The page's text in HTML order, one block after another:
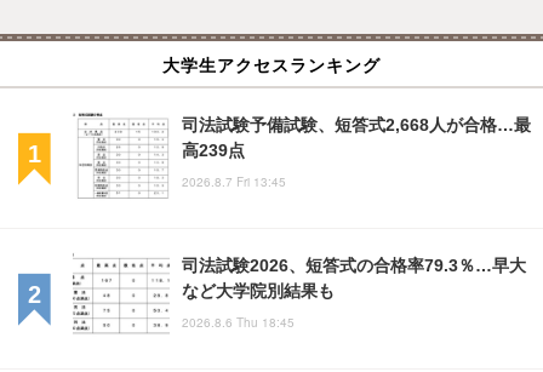
大学生アクセスランキング
司法試験予備試験、短答式2,668人が合格…最
高239点
2026.8.7 Fri 13:45
司法試験2026、短答式の合格率79.3％…早大
など大学院別結果も
2026.8.6 Thu 18:45